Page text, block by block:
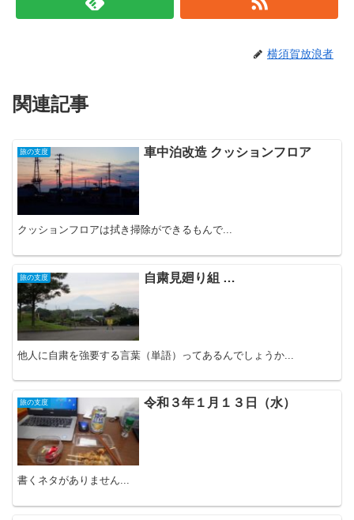
横須賀放浪者
関連記事
旅の支度 車中泊改造 クッションフロア
クッションフロアは拭き掃除ができるもんで...
旅の支度 自粛見廻り組 …
他人に自粛を強要する言葉（単語）ってあるんでしょうか...
旅の支度 令和３年１月１３日（水）
書くネタがありません...